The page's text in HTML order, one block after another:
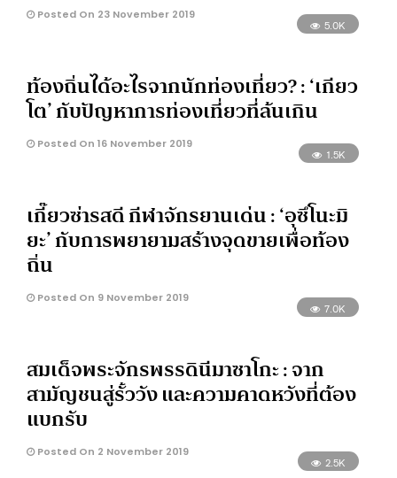
Posted On 23 November 2019
5.0K
ท้องถิ่นได้อะไรจากนักท่องเที่ยว? : ‘เกียว
โต’ กับปัญหาการท่องเที่ยวที่ล้นเกิน
Posted On 16 November 2019
1.5K
เกี๊ยวซ่ารสดี กีฬาจักรยานเด่น : ‘อุซึโนะมิ
ยะ’ กับการพยายามสร้างจุดขายเพื่อท้อง
ถิ่น
Posted On 9 November 2019
7.0K
สมเด็จพระจักรพรรดินีมาซาโกะ : จาก
สามัญชนสู่รั้ววัง และความคาดหวังที่ต้อง
แบกรับ
Posted On 2 November 2019
2.5K